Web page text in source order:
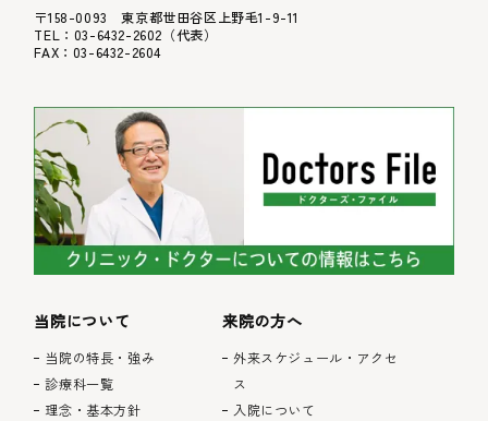
〒158-0093 東京都世田谷区上野毛1-9-11
TEL： 03-6432-2602 （代表）
FAX：03-6432-2604
当院について
当院の特長・強み
診療科一覧
理念・基本方針
来院の方へ
外来スケジュール・アクセ
ス
入院について